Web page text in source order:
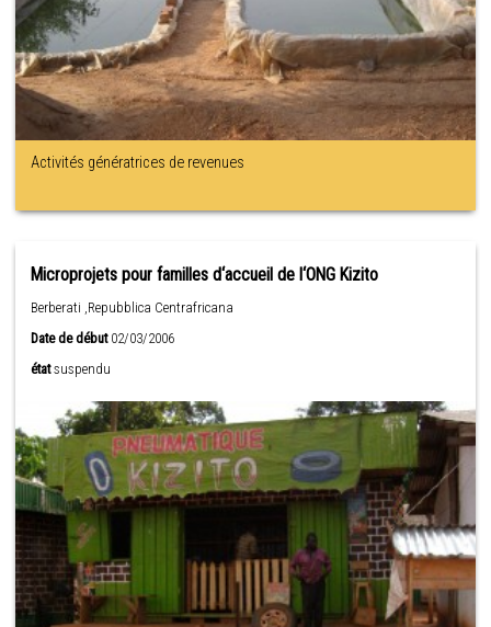
Activités génératrices de revenues
Microprojets pour familles d‘accueil de l‘ONG Kizito
Berberati ,Repubblica Centrafricana
Date de début02/03/2006
état suspendu